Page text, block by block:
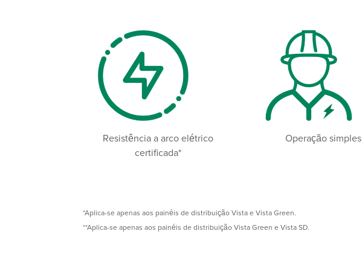
Resistência a arco elétrico
certificada*
Operação simples
*Aplica-se apenas aos painéis de distribuição Vista e Vista Green.
**Aplica-se apenas aos painéis de distribuição Vista Green e Vista SD.